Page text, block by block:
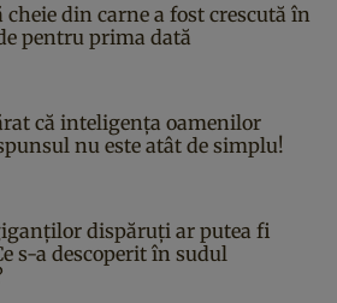
cheie din carne a fost crescută în
pentru prima dată
că inteligența oamenilor
nu este atât de simplu!
dispăruți ar putea fi
s-a descoperit în sudul